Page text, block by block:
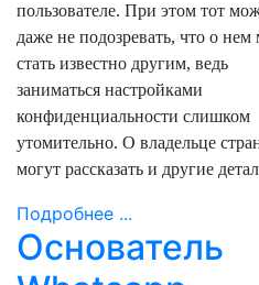
пользователе. При этом тот
даже не подозревать, что о нем
стать известно другим, ведь
заниматься настройками
конфиденциальности слишком
утомительно. О владельце
могут рассказать и другие
Подробнее ...
Основатель